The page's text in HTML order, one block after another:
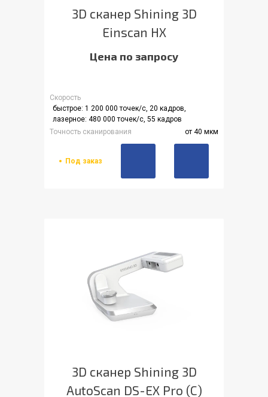
3D сканер Shining 3D
Einscan HX
Цена по запросу
Скорость
быстрое: 1 200 000 точек/с, 20 кадров,
лазерное: 480 000 точек/с, 55 кадров
Точность сканирования
от 40 мкм
Под заказ
3D сканер Shining 3D
AutoScan DS-EX Pro (C)